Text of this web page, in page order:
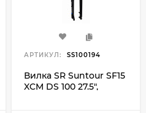
АРТИКУЛ: SS100194
Вилка SR Suntour SF15
XCM DS 100 27.5",